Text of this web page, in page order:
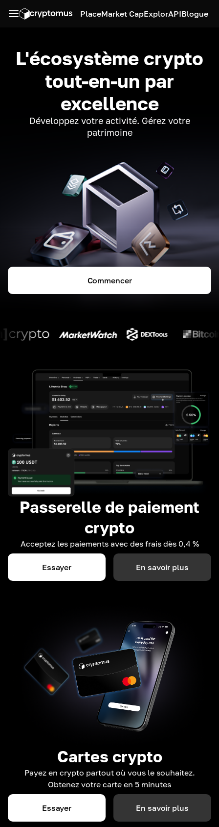
PlaceMarket CapExplorAPIBlogue
L'écosystème crypto
tout-en-un par
excellence
Développez votre activité. Gérez votre
patrimoine
Commencer
Passerelle de paiement
crypto
Acceptez les paiements avec des frais dès 0,4 %
Essayer En savoir plus
Cartes crypto
Payez en crypto partout où vous le souhaitez.
Obtenez votre carte en 5 minutes
Essayer En savoir plus